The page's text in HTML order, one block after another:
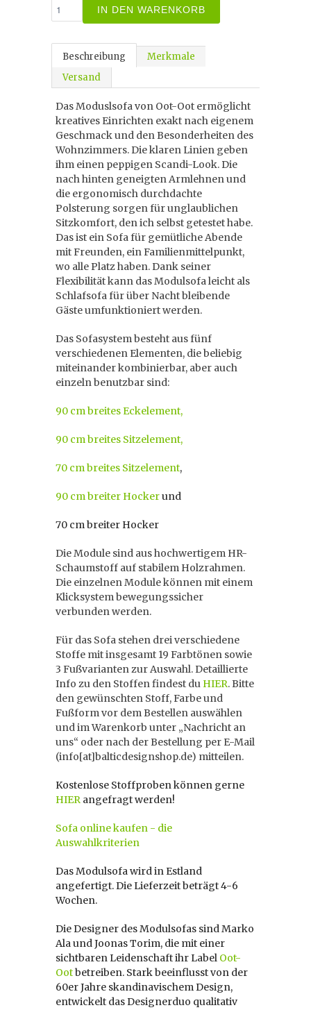
IN DEN WARENKORB
Beschreibung
Merkmale
Versand
Das Moduslsofa von Oot-Oot ermöglicht
kreatives Einrichten exakt nach eigenem
Geschmack und den Besonderheiten des
Wohnzimmers. Die klaren Linien geben
ihm einen peppigen Scandi-Look. Die
nach hinten geneigten Armlehnen und
die ergonomisch durchdachte
Polsterung sorgen für unglaublichen
Sitzkomfort, den ich selbst getestet habe.
Das ist ein Sofa für gemütliche Abende
mit Freunden, ein Familienmittelpunkt,
wo alle Platz haben. Dank seiner
Flexibilität kann das Modulsofa leicht als
Schlafsofa für über Nacht bleibende
Gäste umfunktioniert werden.
Das Sofasystem besteht aus fünf
verschiedenen Elementen, die beliebig
miteinander kombinierbar, aber auch
einzeln benutzbar sind:
90 cm breites Eckelement,
90 cm breites Sitzelement,
70 cm breites Sitzelement,
90 cm breiter Hockerund
70 cm breiter Hocker
Die Module sind aus hochwertigem HR-
Schaumstoff auf stabilem Holzrahmen.
Die einzelnen Module können mit einem
Klicksystem bewegungssicher
verbunden werden.
Für das Sofa stehen drei verschiedene
Stoffe mit insgesamt 19 Farbtönen sowie
3 Fußvarianten zur Auswahl. Detaillierte
Info zu den Stoffen findest du HIER. Bitte
den gewünschten Stoff, Farbe und
Fußform vor dem Bestellen auswählen
und im Warenkorb unter „Nachricht an
uns“ oder nach der Bestellung per E-Mail
(info[at]balticdesignshop.de) mitteilen.
Kostenlose Stoffproben können gerne
HIER angefragt werden!
Sofa online kaufen - die
Auswahlkriterien
Das Modulsofa wird in Estland
angefertigt. Die Lieferzeit beträgt 4-6
Wochen.
Die Designer des Modulsofas sind Marko
Ala und Joonas Torim, die mit einer
sichtbaren Leidenschaft ihr Label Oot-
Ootbetreiben. Stark beeinflusst von der
60er Jahre skandinavischem Design,
entwickelt das Designerduo qualitativ